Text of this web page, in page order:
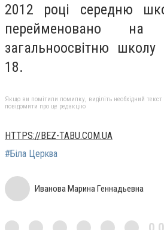
2012 році середню
перейменовано на
загальноосвітню
18.
Якщо ви помітили помилку, виділіть необхідний
повідомити про це редакцію
HTTPS://BEZ-TABU.COM.UA
#Біла Церква
Иванова Марина Геннадьевна